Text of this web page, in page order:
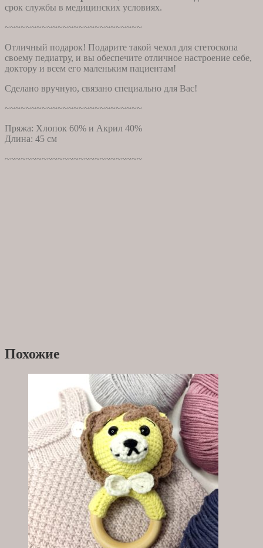
срок службы в медицинских условиях.
~~~~~~~~~~~~~~~~~~~~~~~~~~
Отличный подарок! Подарите такой чехол для стетоскопа
своему педиатру, и вы обеспечите отличное настроение себе,
доктору и всем его маленьким пациентам!
Сделано вручную, связано специально для Вас!
~~~~~~~~~~~~~~~~~~~~~~~~~~
Пряжа: Хлопок 60% и Акрил 40%
Длина: 45 см
~~~~~~~~~~~~~~~~~~~~~~~~~~
Похожие